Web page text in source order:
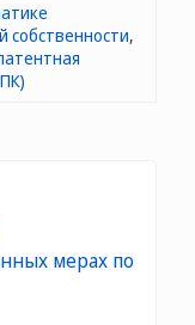
собственности,
мерах по